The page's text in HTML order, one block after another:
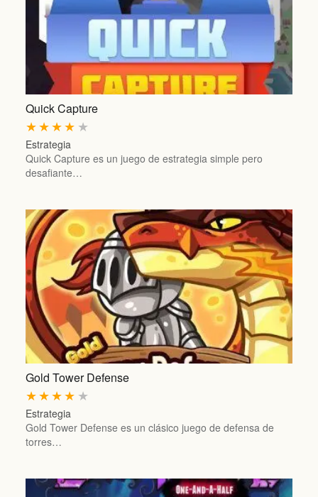
Quick Capture
★
★
★
★
★
Estrategia
Quick Capture es un juego de estrategia simple pero
desafiante…
Gold Tower Defense
★
★
★
★
★
Estrategia
Gold Tower Defense es un clásico juego de defensa de
torres…